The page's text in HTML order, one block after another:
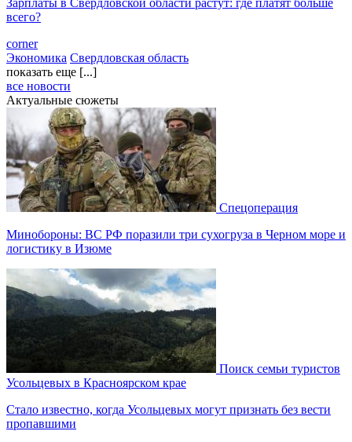
всего?
corner
Экономика Свердловская область
показать еще [...]
все новости
Актуальные сюжеты
Спецоперация
Минобороны: ВС РФ поразили три сухогруза в Черном море и
логистику в Изюме
Поиск семьи туристов
Усольцевых в Красноярском крае
Стало известно, когда Усольцевых могут признать без вести
пропавшими